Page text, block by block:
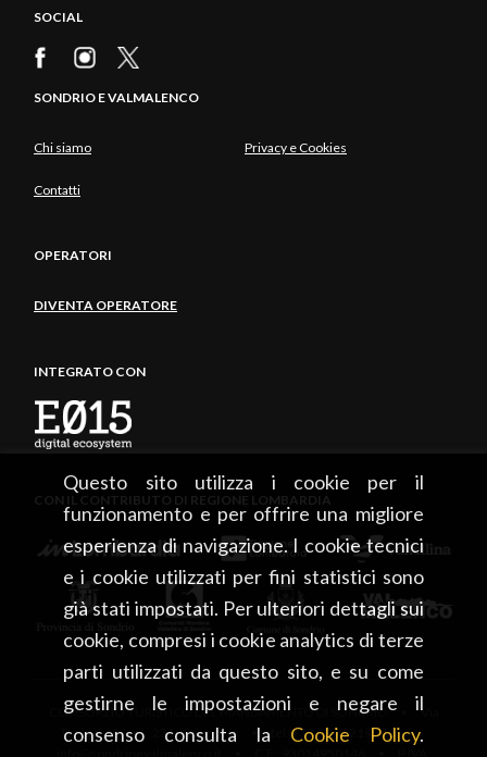
Questo sito utilizza i cookie per il
funzionamento e per offrire una migliore
esperienza di navigazione. I cookie tecnici
e i cookie utilizzati per fini statistici sono
già stati impostati. Per ulteriori dettagli sui
cookie, compresi i cookie analytics di terze
parti utilizzati da questo sito, e su come
gestirne le impostazioni e negare il
consenso consulta la Cookie Policy.
SOCIAL
SONDRIO E VALMALENCO
Chi siamo Privacy e Cookies
Contatti
OPERATORI
DIVENTA OPERATORE
INTEGRATO CON
CON IL CONTRIBUTO DI REGIONE LOMBARDIA
CONSORZIO TURISTICO DEL MANDAMENTO DI SONDRIO • Via
Tonale, 13 • 23100 Sondrio • tel. +39 0342 219246 •